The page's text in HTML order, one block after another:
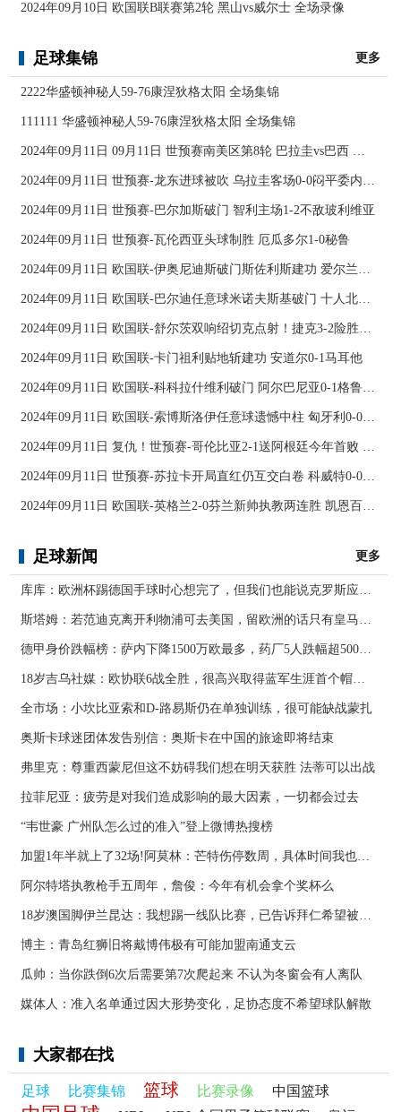
2024年09月10日 欧国联B联赛第2轮 黑山vs威尔士 全场录像
足球集锦 更多
2222华盛顿神秘人59-76康涅狄格太阳 全场集锦
111111 华盛顿神秘人59-76康涅狄格太阳 全场集锦
2024年09月11日 09月11日 世预赛南美区第8轮 巴拉圭vs巴西 进球
2024年09月11日 世预赛-龙东进球被吹 乌拉圭客场0-0闷平委内瑞拉
2024年09月11日 世预赛-巴尔加斯破门 智利主场1-2不敌玻利维亚
2024年09月11日 世预赛-瓦伦西亚头球制胜 厄瓜多尔1-0秘鲁
2024年09月11日 欧国联-伊奥尼迪斯破门斯佐利斯建功 爱尔兰0-2希腊
2024年09月11日 欧国联-巴尔迪任意球米诺夫斯基破门 十人北马其顿2-0亚美尼亚
2024年09月11日 欧国联-舒尔茨双响绍切克点射！捷克3-2险胜乌克兰
2024年09月11日 欧国联-卡门祖利贴地斩建功 安道尔0-1马耳他
2024年09月11日 欧国联-科科拉什维利破门 阿尔巴尼亚0-1格鲁吉亚
2024年09月11日 欧国联-索博斯洛伊任意球遗憾中柱 匈牙利0-0战平波黑
2024年09月11日 复仇！世预赛-哥伦比亚2-1送阿根廷今年首败 J罗传射奥塔门迪送点
2024年09月11日 世预赛-苏拉卡开局直红仍互交白卷 科威特0-0伊拉克
2024年09月11日 欧国联-英格兰2-0芬兰新帅执教两连胜 凯恩百场里程碑双响
足球新闻 更多
库库：欧洲杯踢德国手球时心想完了，但我们也能说克罗斯应被罚下
斯塔姆：若范迪克离开利物浦可去美国，留欧洲的话只有皇马可行
德甲身价跌幅榜：萨内下降1500万欧最多，药厂5人跌幅超500万欧
18岁吉乌社媒：欧协联6战全胜，很高兴取得蓝军生涯首个帽子戏法
全市场：小坎比亚索和D-路易斯仍在单独训练，很可能缺战蒙扎
奥斯卡球迷团体发告别信：奥斯卡在中国的旅途即将结束
弗里克：尊重西蒙尼但这不妨碍我们想在明天获胜 法蒂可以出战
拉菲尼亚：疲劳是对我们造成影响的最大因素，一切都会过去
“韦世豪 广州队怎么过的准入”登上微博热搜榜
加盟1年半就上了32场!阿莫林：芒特伤停数周，具体时间我也不知道
阿尔特塔执教枪手五周年，詹俊：今年有机会拿个奖杯么 ​​​
18岁澳国脚伊兰昆达：我想踢一线队比赛，已告诉拜仁希望被外租
博主：青岛红狮旧将戴博伟极有可能加盟南通支云
瓜帅：当你跌倒6次后需要第7次爬起来 不认为冬窗会有人离队
媒体人：准入名单通过因大形势变化，足协态度不希望球队解散
大家都在找
足球 比赛集锦 篮球 比赛录像 中国篮球